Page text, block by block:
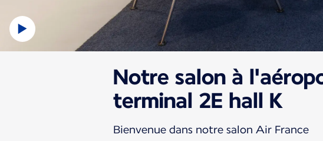
Notre salon à
terminal 2E hall K
Bienvenue dans notre salon Air France